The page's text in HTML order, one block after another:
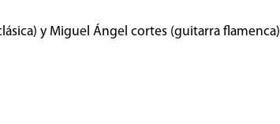
y Miguel Ángel cortes (guitarra flamenca)